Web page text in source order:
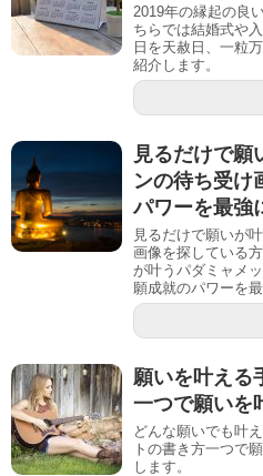
2019年の縁起の良
ちらでは結婚式や
日を天赦日、一粒
紹介します。
見るだけで願
ンの待ち受け
パワーを最強
見るだけで願いが
画像を探している
が叶うパダミャメ
願成就のパワーを
願いを叶える
一つで願いを
どんな願いでも叶
トの書き方一つで
します。